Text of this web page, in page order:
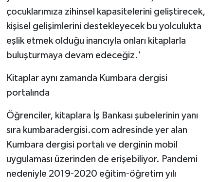
çocuklarımıza zihinsel kapasitelerini geliştirecek,
kişisel gelişimlerini destekleyecek bu yolculukta
eşlik etmek olduğu inancıyla onları kitaplarla
buluşturmaya devam edeceğiz.'
Kitaplar aynı zamanda Kumbara dergisi
portalında
Öğrenciler, kitaplara İş Bankası şubelerinin yanı
sıra kumbaradergisi.com adresinde yer alan
Kumbara dergisi portalı ve derginin mobil
uygulaması üzerinden de erişebiliyor. Pandemi
nedeniyle 2019-2020 eğitim-öğretim yılı